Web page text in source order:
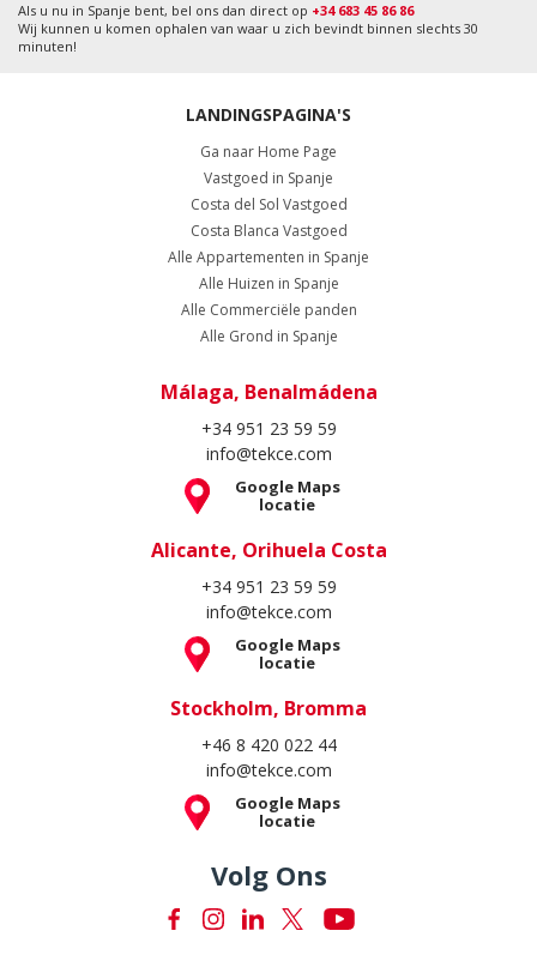
Als u nu in Spanje bent, bel ons dan direct op +34 683 45 86 86
Wij kunnen u komen ophalen van waar u zich bevindt binnen slechts 30
minuten!
LANDINGSPAGINA'S
Ga naar Home Page
Vastgoed in Spanje
Costa del Sol Vastgoed
Costa Blanca Vastgoed
Alle Appartementen in Spanje
Alle Huizen in Spanje
Alle Commerciële panden
Alle Grond in Spanje
Málaga, Benalmádena
+34 951 23 59 59
info@tekce.com
Google Maps
locatie
Alicante, Orihuela Costa
+34 951 23 59 59
info@tekce.com
Google Maps
locatie
Stockholm, Bromma
+46 8 420 022 44
info@tekce.com
Google Maps
locatie
Volg Ons